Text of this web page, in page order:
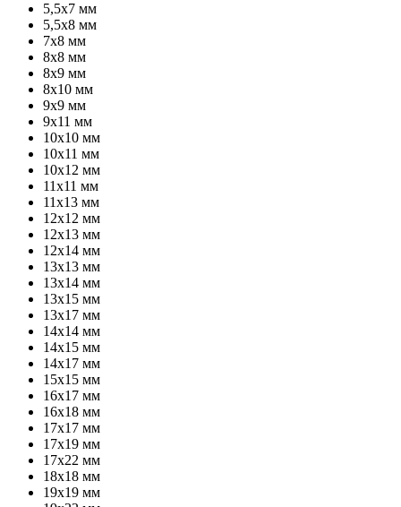
5,5х7 мм
5,5х8 мм
7х8 мм
8х8 мм
8х9 мм
8х10 мм
9х9 мм
9х11 мм
10х10 мм
10х11 мм
10х12 мм
11х11 мм
11х13 мм
12х12 мм
12х13 мм
12х14 мм
13х13 мм
13х14 мм
13х15 мм
13х17 мм
14х14 мм
14х15 мм
14х17 мм
15х15 мм
16х17 мм
16х18 мм
17х17 мм
17х19 мм
17х22 мм
18х18 мм
19х19 мм